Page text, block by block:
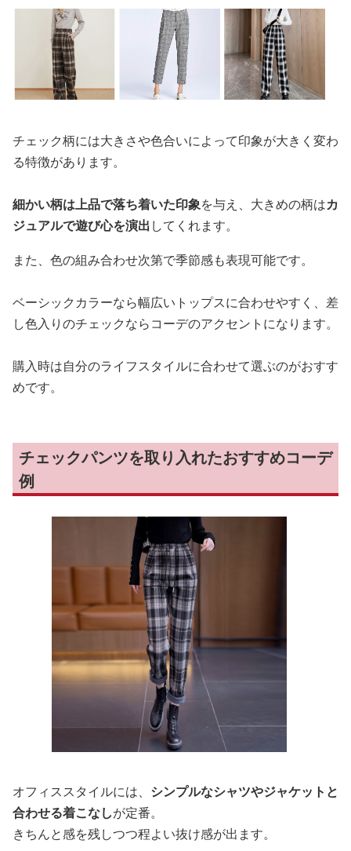
チェック柄には大きさや色合いによって印象が大きく変わ
る特徴があります。
細かい柄は上品で落ち着いた印象を与え、大きめの柄はカ
ジュアルで遊び心を演出してくれます。
また、色の組み合わせ次第で季節感も表現可能です。
ベーシックカラーなら幅広いトップスに合わせやすく、差
し色入りのチェックならコーデのアクセントになります。
購入時は自分のライフスタイルに合わせて選ぶのがおすす
めです。
チェックパンツを取り入れたおすすめコーデ
例
オフィススタイルには、 シンプルなシャツやジャケットと
合わせる着こなしが定番。
きちんと感を残しつつ程よい抜け感が出ます。